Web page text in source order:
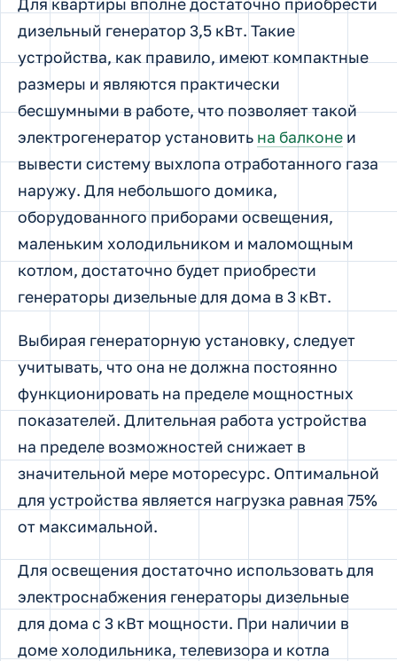
Для квартиры вполне достаточно приобрести
дизельный генератор 3,5 кВт. Такие
устройства, как правило, имеют компактные
размеры и являются практически
бесшумными в работе, что позволяет такой
электрогенератор установить на балконе и
вывести систему выхлопа отработанного газа
наружу. Для небольшого домика,
оборудованного приборами освещения,
маленьким холодильником и маломощным
котлом, достаточно будет приобрести
генераторы дизельные для дома в 3 кВт.
Выбирая генераторную установку, следует
учитывать, что она не должна постоянно
функционировать на пределе мощностных
показателей. Длительная работа устройства
на пределе возможностей снижает в
значительной мере моторесурс. Оптимальной
для устройства является нагрузка равная 75%
от максимальной.
Для освещения достаточно использовать для
электроснабжения генераторы дизельные
для дома с 3 кВт мощности. При наличии в
доме холодильника, телевизора и котла